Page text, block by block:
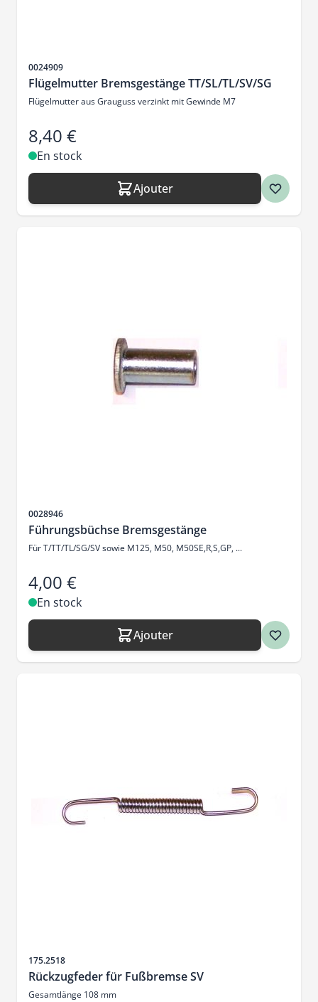
SKU
0024909
Flügelmutter Bremsgestänge TT/SL/TL/SV/SG
Flügelmutter aus Grauguss verzinkt mit Gewinde M7
8,40 €
En stock
Ajouter
SKU
0028946
Führungsbüchse Bremsgestänge
Für T/TT/TL/SG/SV sowie M125, M50, M50SE,R,S,GP, ...
4,00 €
En stock
Ajouter
SKU
175.2518
Rückzugfeder für Fußbremse SV
Gesamtlänge 108 mm